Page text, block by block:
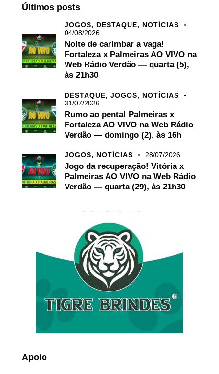
Últimos posts
JOGOS, DESTAQUE, NOTÍCIAS
04/08/2026
Noite de carimbar a vaga!
Fortaleza x Palmeiras AO VIVO na
Web Rádio Verdão — quarta (5),
às 21h30
DESTAQUE, JOGOS, NOTÍCIAS
31/07/2026
Rumo ao penta! Palmeiras x
Fortaleza AO VIVO na Web Rádio
Verdão — domingo (2), às 16h
JOGOS, NOTÍCIAS 28/07/2026
Jogo da recuperação! Vitória x
Palmeiras AO VIVO na Web Rádio
Verdão — quarta (29), às 21h30
Apoio